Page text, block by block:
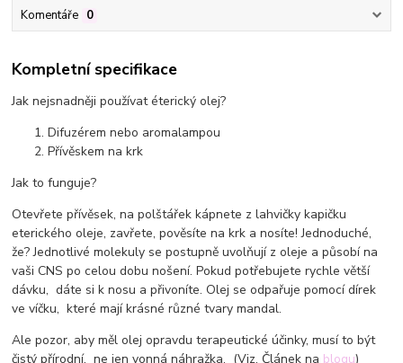
Komentáře 0
Kompletní specifikace
Jak nejsnadněji používat éterický olej?
Difuzérem nebo aromalampou
Přívěskem na krk
Jak to funguje?
Otevřete přívěsek, na polštářek kápnete z lahvičky kapičku
eterického oleje, zavřete, pověsíte na krk a nosíte! Jednoduché,
že? Jednotlivé molekuly se postupně uvolňují z oleje a působí na
vaši CNS po celou dobu nošení. Pokud potřebujete rychle větší
dávku, dáte si k nosu a přivoníte. Olej se odpařuje pomocí dírek
ve víčku, které mají krásné různé tvary mandal.
Ale pozor, aby měl olej opravdu terapeutické účinky, musí to být
čistý přírodní, ne jen vonná náhražka. (Viz. Článek na blogu)